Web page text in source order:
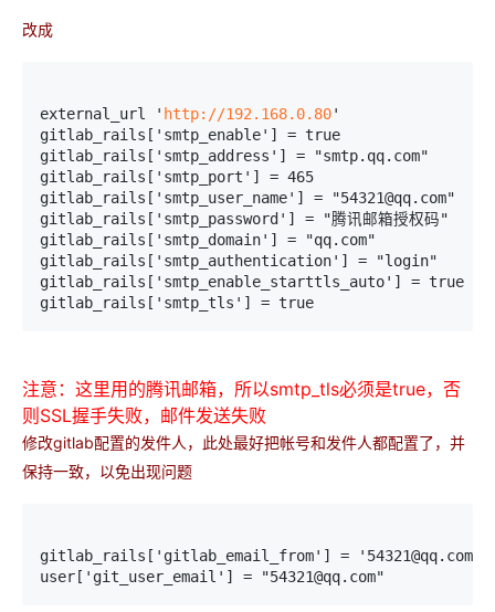
改成
external_url ' http://192.168.0.80'
gitlab_rails['smtp_enable'] = true
gitlab_rails['smtp_address'] = "smtp.qq.com"
gitlab_rails['smtp_port'] = 465
gitlab_rails['smtp_user_name'] = "54321@qq.com"
gitlab_rails['smtp_password'] = "腾讯邮箱授权码"
gitlab_rails['smtp_domain'] = "qq.com"
gitlab_rails['smtp_authentication'] = "login"
gitlab_rails['smtp_enable_starttls_auto'] = true
gitlab_rails['smtp_tls'] = true
注意：这里用的腾讯邮箱，所以smtp_tls必须是true，否
则SSL握手失败，邮件发送失败
修改gitlab配置的发件人，此处最好把帐号和发件人都配置了，并
保持一致，以免出现问题
gitlab_rails['gitlab_email_from'] = '54321@qq.com'
user['git_user_email'] = "54321@qq.com"